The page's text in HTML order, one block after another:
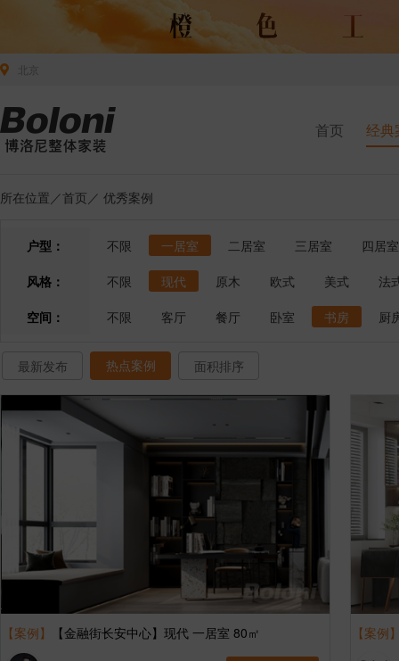
首页 经典
所在位置／首页 ／ 优秀案例
户型： 不限 一居室 二居室 三居室
四居室
风格：
不限 现代 原木 欧式 美式
法
空间：
不限 客厅 餐厅 卧室 书房 厨
最新发布 热点案例 面积排序
【案例】 【金融街长安中心】现代 一居室 80㎡ 【案例